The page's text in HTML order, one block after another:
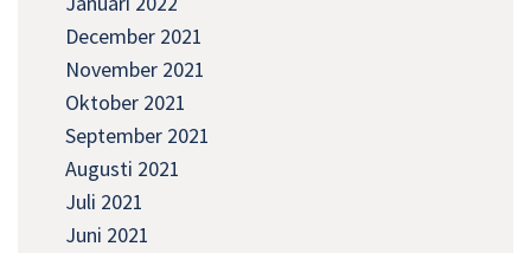
December 2021
November 2021
Oktober 2021
September 2021
Augusti 2021
Juli 2021
Juni 2021